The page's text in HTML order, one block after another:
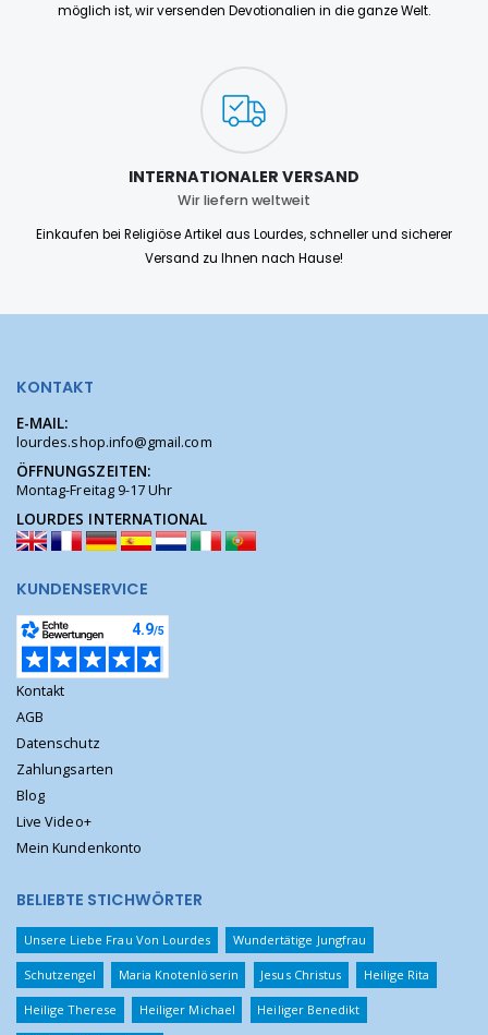
möglich ist, wir versenden Devotionalien in die ganze Welt.
INTERNATIONALER VERSAND
Wir liefern weltweit
Einkaufen bei Religiöse Artikel aus Lourdes, schneller und sicherer
Versand zu Ihnen nach Hause!
KONTAKT
E-MAIL:
lourdes.shop.info@gmail.com
ÖFFNUNGSZEITEN:
Montag-Freitag 9-17 Uhr
LOURDES INTERNATIONAL
KUNDENSERVICE
Kontakt
AGB
Datenschutz
Zahlungsarten
Blog
Live Video+
Mein Kundenkonto
BELIEBTE STICHWÖRTER
Unsere Liebe Frau Von Lourdes Wundertätige Jungfrau
Schutzengel Maria Knotenlöserin Jesus Christus Heilige Rita
Heilige Therese Heiliger Michael Heiliger Benedikt